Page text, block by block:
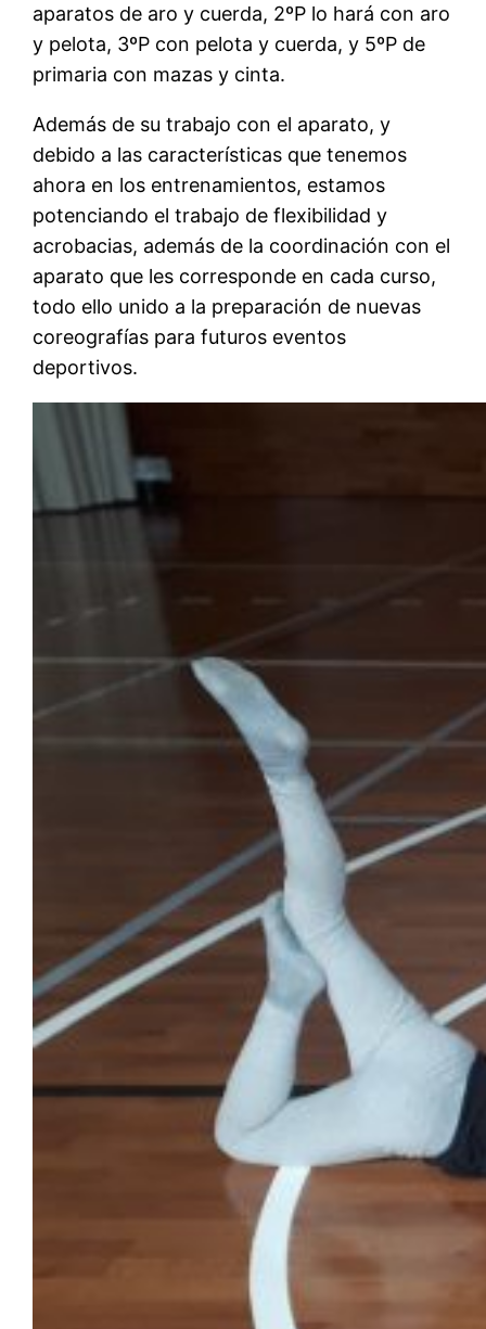
aparatos de aro y cuerda, 2ºP lo hará con aro
y pelota, 3ºP con pelota y cuerda, y 5ºP de
primaria con mazas y cinta.
Además de su trabajo con el aparato, y
debido a las características que tenemos
ahora en los entrenamientos, estamos
potenciando el trabajo de flexibilidad y
acrobacias, además de la coordinación con el
aparato que les corresponde en cada curso,
todo ello unido a la preparación de nuevas
coreografías para futuros eventos
deportivos.